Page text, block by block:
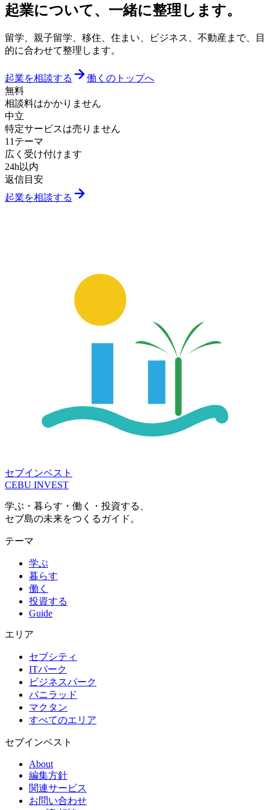
起業について、一緒に整理します。
留学、親子留学、移住、住まい、ビジネス、不動産まで、目
的に合わせて整理します。
起業を相談する
働くのトップへ
無料
相談料はかかりません
中立
特定サービスは売りません
11テーマ
広く受け付けます
24h以内
返信目安
起業を相談する
セブインベスト
CEBU INVEST
学ぶ・暮らす・働く・投資する、
セブ島の未来をつくるガイド。
テーマ
学ぶ
暮らす
働く
投資する
Guide
エリア
セブシティ
ITパーク
ビジネスパーク
バニラッド
マクタン
すべてのエリア
セブインベスト
About
編集方針
関連サービス
お問い合わせ